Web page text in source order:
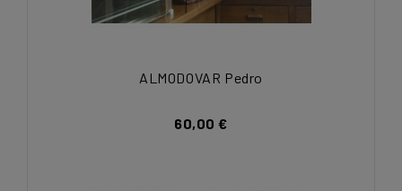
ALMODOVAR Pedro
60,00 €